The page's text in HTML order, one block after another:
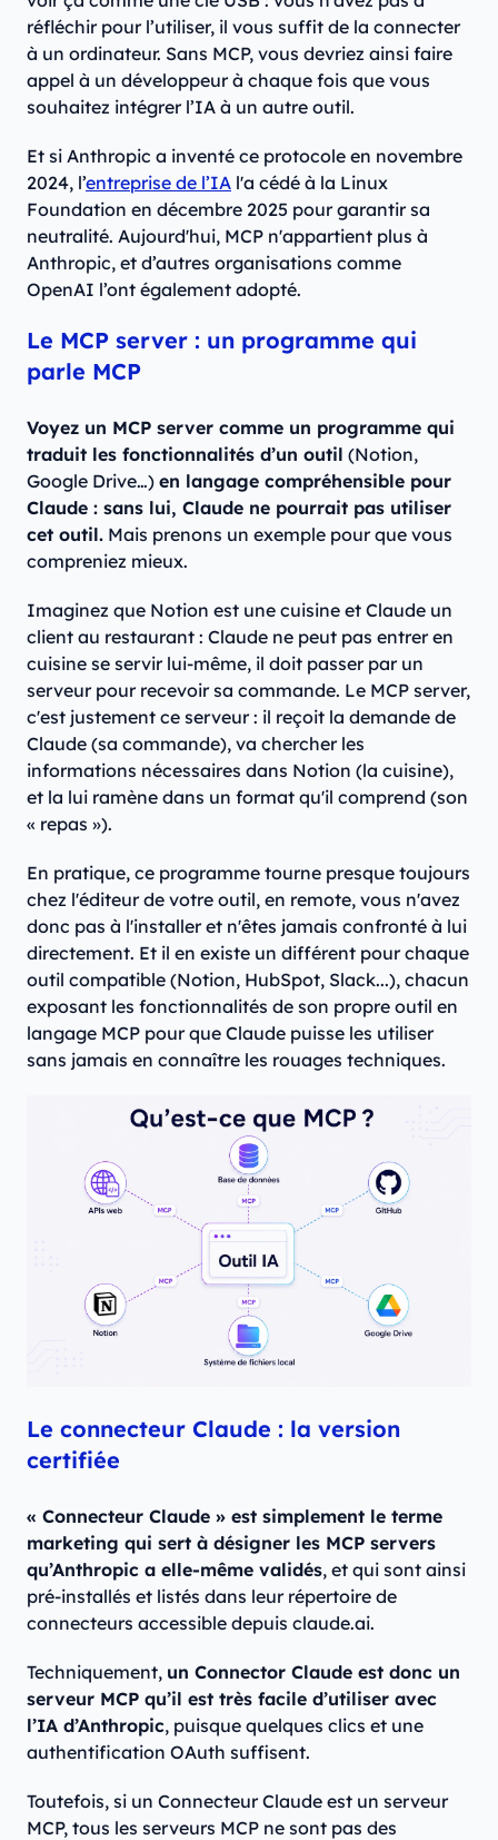
réfléchir pour l’utiliser, il vous suffit de la connecter
à un ordinateur. Sans MCP, vous devriez ainsi faire
appel à un développeur à chaque fois que vous
souhaitez intégrer l’IA à un autre outil.
Et si Anthropic a inventé ce protocole en novembre
2024, l’entreprise de l’IA l'a cédé à la Linux
Foundation en décembre 2025 pour garantir sa
neutralité. Aujourd'hui, MCP n'appartient plus à
Anthropic, et d’autres organisations comme
OpenAI l’ont également adopté.
Le MCP server : un programme qui
parle MCP
Voyez un MCP server comme un programme qui
traduit les fonctionnalités d’un outil (Notion,
Google Drive…) en langage compréhensible pour
Claude : sans lui, Claude ne pourrait pas utiliser
cet outil. Mais prenons un exemple pour que vous
compreniez mieux.
Imaginez que Notion est une cuisine et Claude un
client au restaurant : Claude ne peut pas entrer en
cuisine se servir lui-même, il doit passer par un
serveur pour recevoir sa commande. Le MCP server,
c'est justement ce serveur : il reçoit la demande de
Claude (sa commande), va chercher les
informations nécessaires dans Notion (la cuisine),
et la lui ramène dans un format qu'il comprend (son
« repas »).
En pratique, ce programme tourne presque toujours
chez l'éditeur de votre outil, en remote, vous n'avez
donc pas à l'installer et n'êtes jamais confronté à lui
directement. Et il en existe un différent pour chaque
outil compatible (Notion, HubSpot, Slack...), chacun
exposant les fonctionnalités de son propre outil en
langage MCP pour que Claude puisse les utiliser
sans jamais en connaître les rouages techniques.
Le connecteur Claude : la version
certifiée
« Connecteur Claude » est simplement le terme
marketing qui sert à désigner les MCP servers
qu’Anthropic a elle-même validés, et qui sont ainsi
pré-installés et listés dans leur répertoire de
connecteurs accessible depuis claude.ai.
Techniquement, un Connector Claude est donc un
serveur MCP qu’il est très facile d’utiliser avec
l’IA d’Anthropic, puisque quelques clics et une
authentification OAuth suffisent.
Toutefois, si un Connecteur Claude est un serveur
MCP, tous les serveurs MCP ne sont pas des